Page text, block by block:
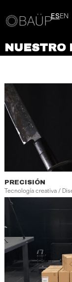
ESEN
NUESTRO
PRECISIÓN
Tecnología creativa /